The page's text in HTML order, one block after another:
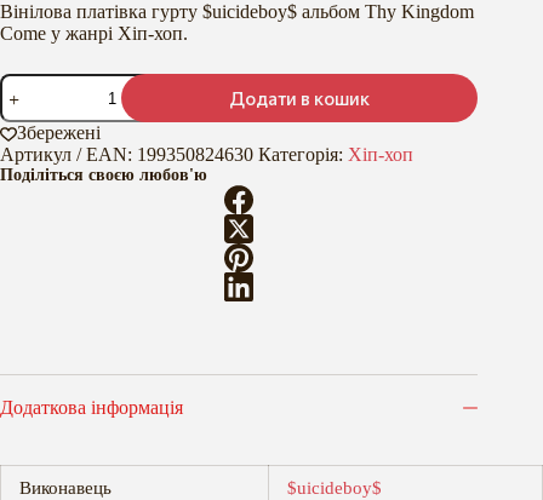
Вінілова платівка гурту $uicideboy$ альбом Thy Kingdom
Come у жанрі Хіп-хоп.
Thy
Kingdom
Come
кількість
Додати в кошик
Збережені
Артикул / EAN: 199350824630 Категорія: Хіп-хоп
Поділіться своєю любов'ю
Додаткова інформація
Виконавець $uicideboy$